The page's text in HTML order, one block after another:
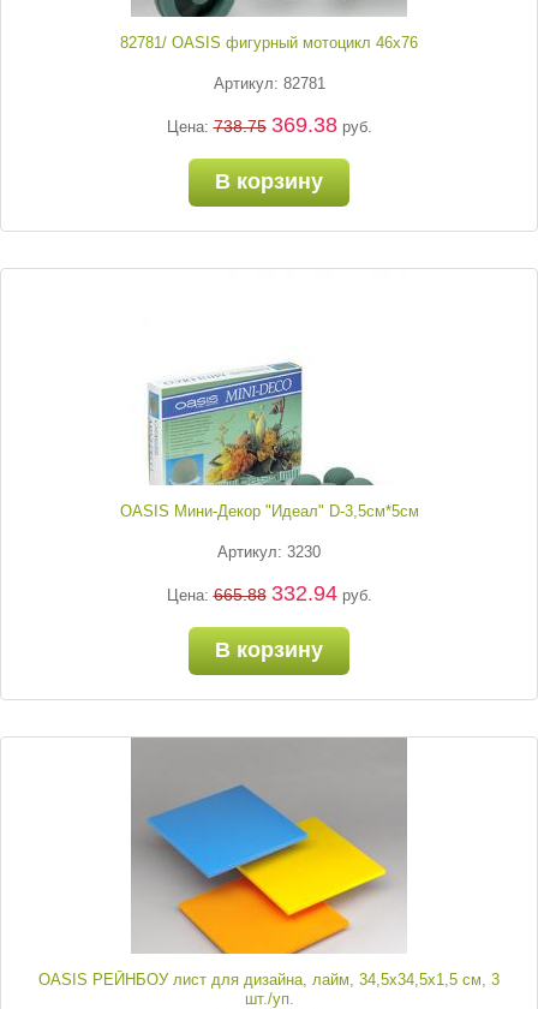
82781/ OASIS фигурный мотоцикл 46х76
Артикул: 82781
Цена:738.75 369.38руб.
В корзину
OASIS Мини-Декор "Идеал" D-3,5см*5см
Артикул: 3230
Цена:665.88 332.94руб.
В корзину
OASIS РЕЙНБОУ лист для дизайна, лайм, 34,5х34,5х1,5 см, 3
шт./уп.